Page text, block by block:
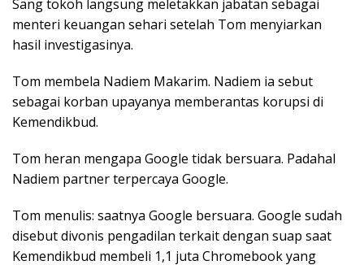
Sang tokoh langsung meletakkan jabatan sebagai
menteri keuangan sehari setelah Tom menyiarkan
hasil investigasinya.
Tom membela Nadiem Makarim. Nadiem ia sebut
sebagai korban upayanya memberantas korupsi di
Kemendikbud.
Tom heran mengapa Google tidak bersuara. Padahal
Nadiem partner terpercaya Google.
Tom menulis: saatnya Google bersuara. Google sudah
disebut divonis pengadilan terkait dengan suap saat
Kemendikbud membeli 1,1 juta Chromebook yang